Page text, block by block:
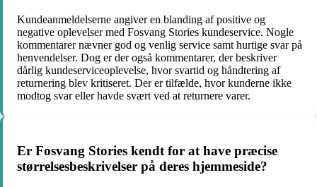
Kundeanmeldelserne angiver en blanding af positive og
negative oplevelser med Fosvang Stories kundeservice. Nogle
kommentarer nævner god og venlig service samt hurtige svar på
henvendelser. Dog er der også kommentarer, der beskriver
dårlig kundeserviceoplevelse, hvor svartid og håndtering af
returnering blev kritiseret. Der er tilfælde, hvor kunderne ikke
modtog svar eller havde svært ved at returnere varer.
Er Fosvang Stories kendt for at have præcise
størrelsesbeskrivelser på deres hjemmeside?